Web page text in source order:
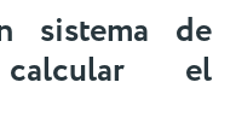
sistema de
el